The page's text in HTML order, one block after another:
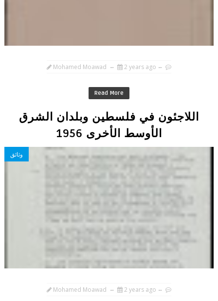
Mohamed Moawad 2 years ago
Read More
اللاجئون في فلسطين وبلدان الشرق
الأوسط الأخرى 1956
وثائق
Mohamed Moawad 2 years ago